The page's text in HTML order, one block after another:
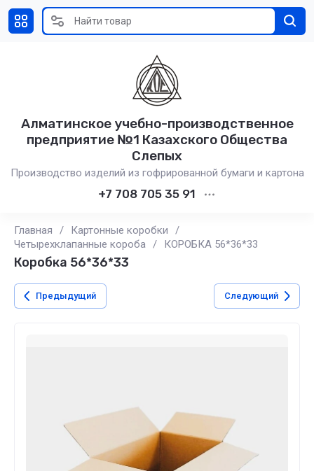
Алматинское учебно-производственное
предприятие №1 Казахского Общества
Слепых
Производство изделий из гофрированной бумаги и картона
+7 708 705 35 91
Главная / Картонные коробки
/
Четырехклапанные короба / КОРОБКА 56*36*33
Коробка 56*36*33
Предыдущий Следующий